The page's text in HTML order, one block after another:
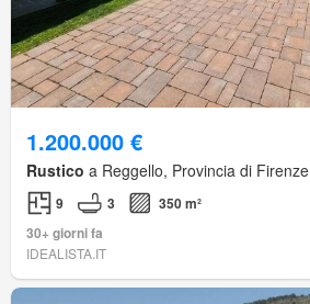
1.200.000 €
Rustico a Reggello, Provincia di Firenze
9 3
350 m²
30+ giorni fa
IDEALISTA.IT